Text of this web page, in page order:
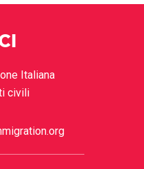
Italiana
civili